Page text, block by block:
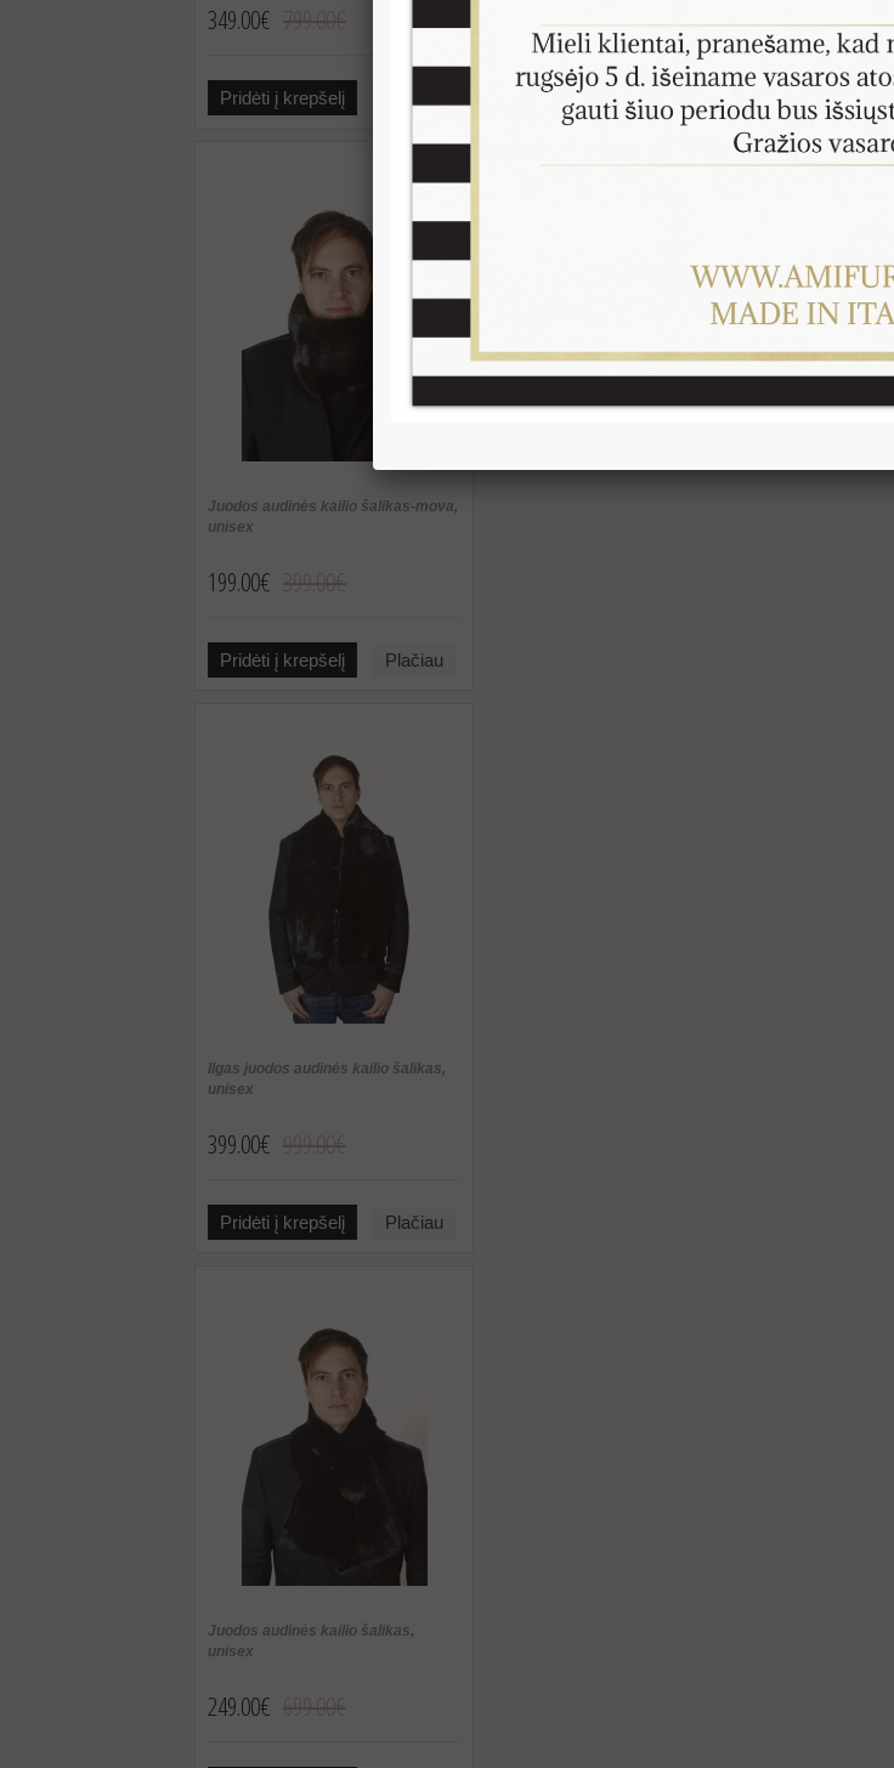
349.00€
Pridėti į krepšelį
Juodos audinės kailio šalikas-mova,
unisex
199.00€
Pridėti į krepšelį Plačiau
Ilgas juodos audinės kailio šalikas,
unisex
399.00€
Pridėti į krepšelį Plačiau
Juodos audinės kailio šalikas,
unisex
249.00€